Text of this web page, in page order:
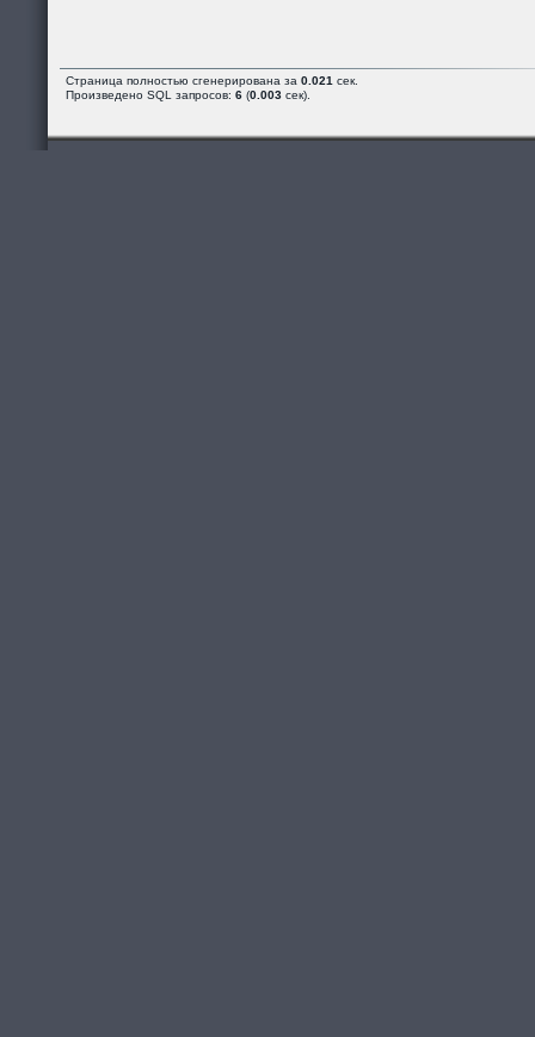
Страница полностью сгенерирована за 0.021 сек.
Произведено SQL запросов: 6 (0.003 сек).